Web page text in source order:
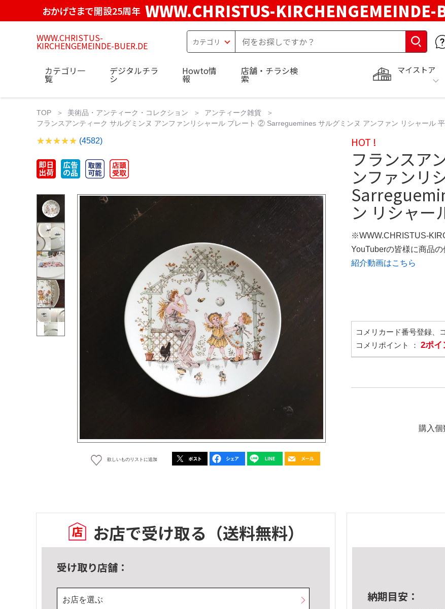
おかげさまで開設25周年 WWW.CHRISTUS-KIRCHENGEMEINDE-
WWW.CHRISTUS-
KIRCHENGEMEINDE-BUER.DE
マイストア
カテゴリ一
覧
デジタルチラ
シ
Howto情
報
店舗・チラシ検
索
TOP 美術品・アンティーク・コレクション
アンティーク雑貨
フランスアンティーク サルグミンヌ アンファンリシャール プレート ② Sarreguemines サルグミンヌ アンファン リシャール
(4582)
欲しいものリストに追加
HOT !
フランスア
ンファンリ
ン リシャー
※WWW.CHRISTUS-
YouTuberの皆様に商品
紹介動画はこちら
コメリカード番号登録、
コメリポイント ： 2ポイ
購入個
お店で受け取る （送料無料）
受け取り店舗：
お店を選ぶ 納期目安：